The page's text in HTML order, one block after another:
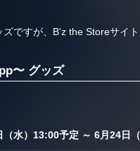
ですが、B'z the Storeサイト
〜 グッズ
（水）13:00予定 ～ 6月24日